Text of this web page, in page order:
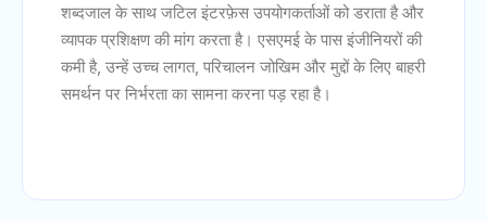
शब्दजाल के साथ जटिल इंटरफ़ेस उपयोगकर्ताओं को डराता है और
व्यापक प्रशिक्षण की मांग करता है। एसएमई के पास इंजीनियरों की
कमी है, उन्हें उच्च लागत, परिचालन जोखिम और मुद्दों के लिए बाहरी
समर्थन पर निर्भरता का सामना करना पड़ रहा है।